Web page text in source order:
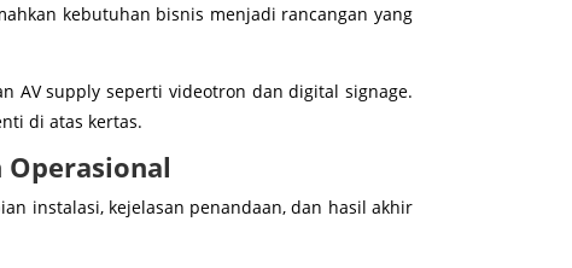
kebutuhan bisnis menjadi rancangan yang
AV supply seperti videotron dan digital signage.
di atas kertas.
Operasional
instalasi, kejelasan penandaan, dan hasil akhir